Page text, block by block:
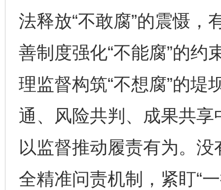
法释放“不敢腐”的震慑，
善制度强化“不能腐”的约
理监督构筑“不想腐”的堤
通、风险共判、成果共
以监督推动履责有为。
全精准问责机制，紧盯“